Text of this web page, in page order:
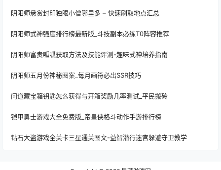
阴阳师悬赏封印独眼小僧哪里多 – 快速刷取地点汇总
阴阳师式神强度排行榜最新版_斗技副本必练T0阵容推荐
阴阳师富贵呱呱获取方法及技能评测-趣味式神培养指南
阴阳师五月份神秘图案_每月画符必出SSR技巧
问道藏宝箱钥匙怎么获得与开箱奖励几率测试_平民搬砖
铠甲勇士游戏大全免费版_帝皇侠格斗动作手游排行榜
钻石大盗游戏全关卡三星通关图文-益智潜行迷宫躲避守卫教学